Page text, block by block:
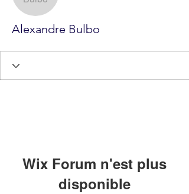
Alexandre Bulbo
Wix Forum n'est plus
disponible